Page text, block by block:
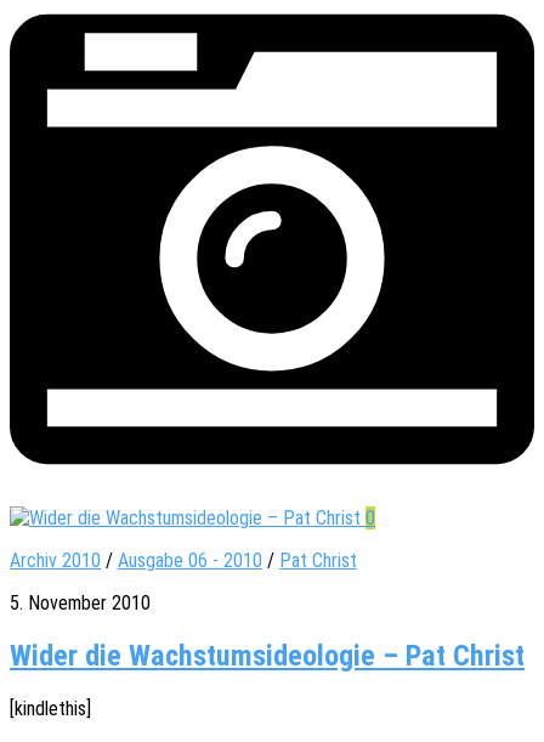
0
Archiv 2010 / Ausgabe 06 - 2010 / Pat Christ
5. November 2010
Wider die Wachstumsideologie – Pat Christ
[kindle­this]